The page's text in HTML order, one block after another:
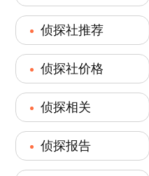
侦探社推荐
侦探社价格
侦探相关
侦探报告